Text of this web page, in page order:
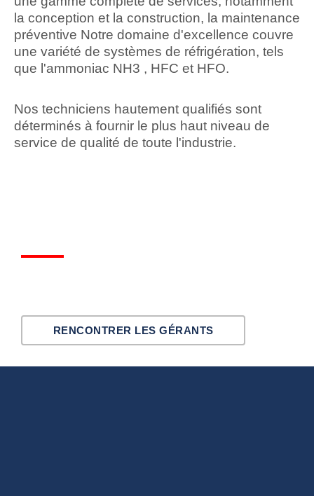
la conception et la construction, la maintenance
préventive Notre domaine d'excellence couvre
une variété de systèmes de réfrigération, tels
que l'ammoniac NH3 , HFC et HFO.
Nos techniciens hautement qualifiés sont
déterminés à fournir le plus haut niveau de
service de qualité de toute l'industrie.
RENCONTRER LES GÉRANTS